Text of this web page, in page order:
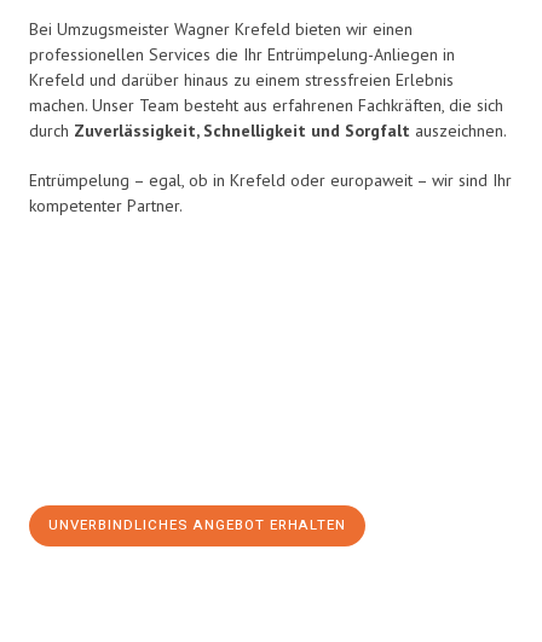
Bei Umzugsmeister Wagner Krefeld bieten wir einen
professionellen Services die Ihr Entrümpelung-Anliegen in
Krefeld und darüber hinaus zu einem stressfreien Erlebnis
machen. Unser Team besteht aus erfahrenen Fachkräften, die sich
durch Zuverlässigkeit, Schnelligkeit und Sorgfalt auszeichnen.
Entrümpelung – egal, ob in Krefeld oder europaweit – wir sind Ihr
kompetenter Partner.
UNVERBINDLICHES ANGEBOT ERHALTEN